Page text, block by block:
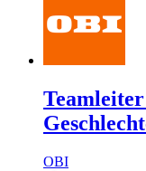
OBI